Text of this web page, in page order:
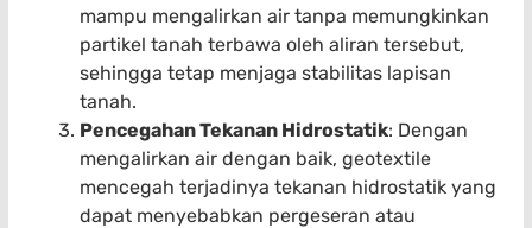
mampu mengalirkan air tanpa memungkinkan
partikel tanah terbawa oleh aliran tersebut,
sehingga tetap menjaga stabilitas lapisan
tanah.
Pencegahan Tekanan Hidrostatik: Dengan
mengalirkan air dengan baik, geotextile
mencegah terjadinya tekanan hidrostatik yang
dapat menyebabkan pergeseran atau